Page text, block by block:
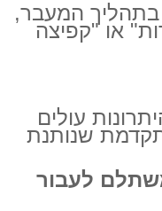
בתהליך המעבר,
או "קפיצה
עולים
שנותנת
לעבור